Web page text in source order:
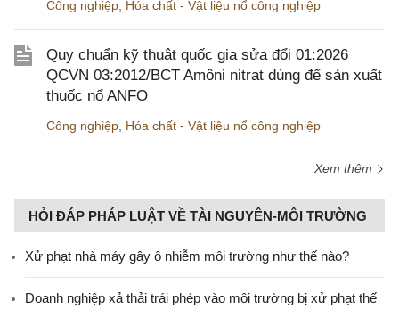
Công nghiệp Hóa chất - Vật liệu nổ công nghiệp
Quy chuẩn kỹ thuật quốc gia sửa đổi 01:2026
QCVN 03:2012/BCT Amôni nitrat dùng để sản xuất
thuốc nổ ANFO
Công nghiệp Hóa chất - Vật liệu nổ công nghiệp
Xem thêm
HỎI ĐÁP PHÁP LUẬT VỀ TÀI NGUYÊN-MÔI TRƯỜNG
Xử phạt nhà máy gây ô nhiễm môi trường như thế nào?
Doanh nghiệp xả thải trái phép vào môi trường bị xử phạt thế